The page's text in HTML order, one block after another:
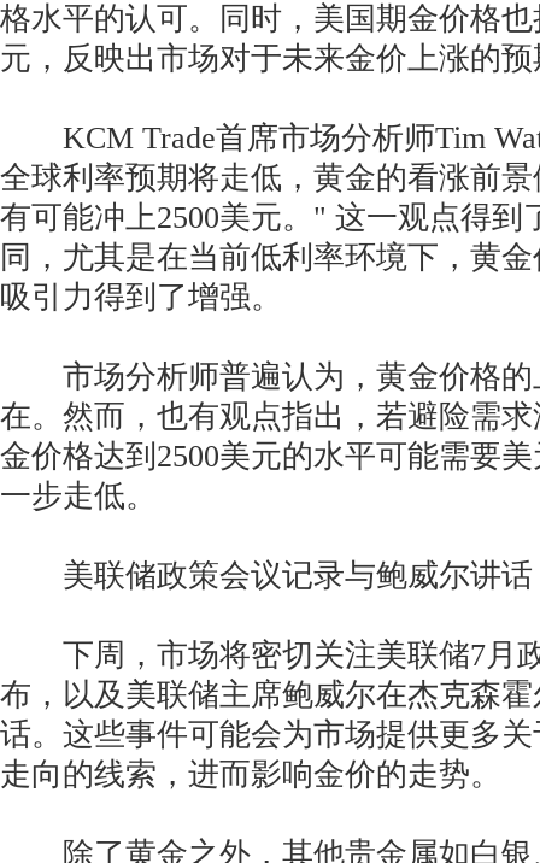
格水平的认可。同时，美国期金价格也
元，反映出市场对于未来金价上涨的
KCM Trade首席市场分析师Tim
全球利率预期将走低，黄金的看涨前
有可能冲上2500美元。" 这一观点得到
同，尤其是在当前低利率环境下，黄
吸引力得到了增强。
市场分析师普遍认为，黄金价格的
在。然而，也有观点指出，若避险需
金价格达到2500美元的水平可能需要
一步走低。
美联储政策会议记录与鲍威尔讲话
下周，市场将密切关注美联储7月
布，以及美联储主席鲍威尔在杰克森
话。这些事件可能会为市场提供更多
走向的线索，进而影响金价的走势。
除了黄金之外，其他贵金属如白银